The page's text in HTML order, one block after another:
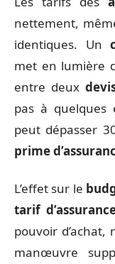
nettement,
identiques. Un
met en lumière
entre deux
pas à quelques
peut dépasser
prime
L’effet sur le
tarif
pouvoir d’achat,
manœuvre